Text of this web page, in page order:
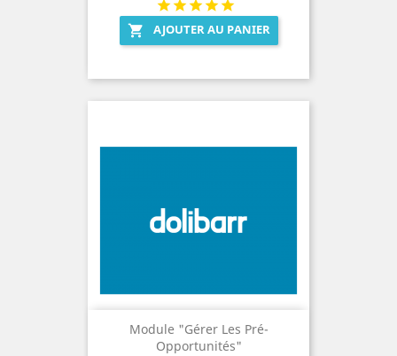
 AJOUTER AU PANIER
Module "gérer Les Pré-
Opportunités"